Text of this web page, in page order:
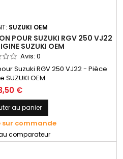
SUZUKI OEM
POUR SUZUKI RGV 250 VJ22
SUZUKI OEM
Avis: 0
Suzuki RGV 250 VJ22 - Pièce
SUZUKI OEM
€
au panier
sur commande
comparateur